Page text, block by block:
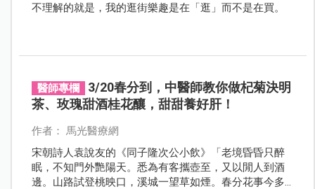
不理解的就是，我的逛街樂趣是在「逛」而不是在買。
醫師專欄
3/20春分到，中醫師教你做杞菊決明
茶、玫瑰甜酒桂花釀，甜甜養好肝！
作者： 馬光醫療網
宋朝詩人袁說友的《同子隆次公小飲》「老境昏昏只醉
眠，不知門外艷陽天。悉為有客攜壺至，又以閒人到酒
邊。山路試登桃映口，溪城一望草如煙。春分花事今多